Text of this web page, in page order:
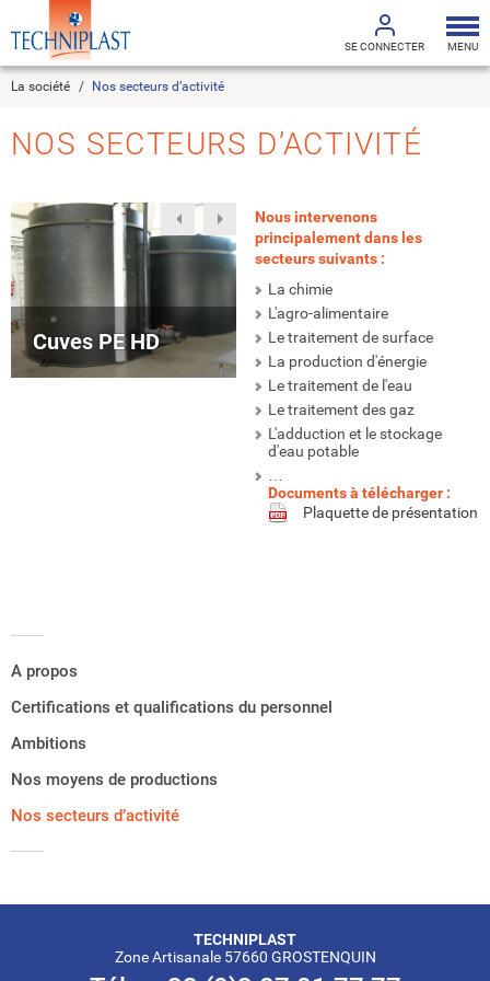
SE CONNECTER MENU
La société Nos secteurs d’activité
NOS SECTEURS D’ACTIVITÉ
Cuves PE HD Tuyauterie
Nous intervenons
principalement dans les
secteurs suivants :
La chimie
L'agro-alimentaire
Le traitement de surface
La production d'énergie
Le traitement de l'eau
Le traitement des gaz
L'adduction et le stockage
d'eau potable
Documents à télécharger :
Plaquette de présentation
A propos
Certifications et qualifications du personnel
Ambitions
Nos moyens de productions
Nos secteurs d’activité
TECHNIPLAST
Zone Artisanale 57660 GROSTENQUIN